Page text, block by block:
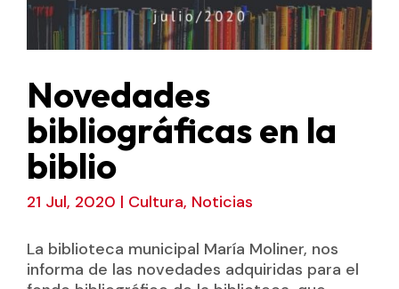
Novedades
bibliográficas en la
biblio
21 Jul, 2020 | Cultura, Noticias
La biblioteca municipal María Moliner, nos
informa de las novedades adquiridas para el